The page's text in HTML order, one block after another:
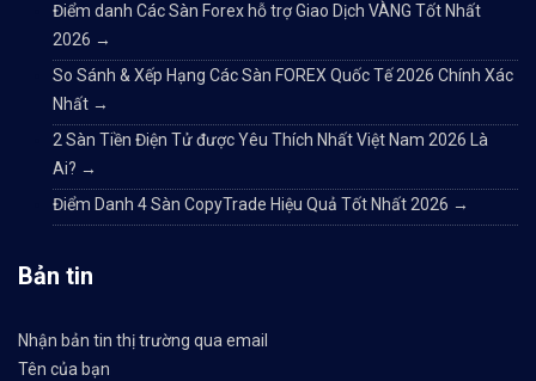
Điểm danh Các Sàn Forex hỗ trợ Giao Dịch VÀNG Tốt Nhất
2026 →
So Sánh & Xếp Hạng Các Sàn FOREX Quốc Tế 2026 Chính Xác
Nhất →
2 Sàn Tiền Điện Tử được Yêu Thích Nhất Việt Nam 2026 Là
Ai? →
Điểm Danh 4 Sàn CopyTrade Hiệu Quả Tốt Nhất 2026 →
Bản tin
Nhận bản tin thị trường qua email
Tên của bạn